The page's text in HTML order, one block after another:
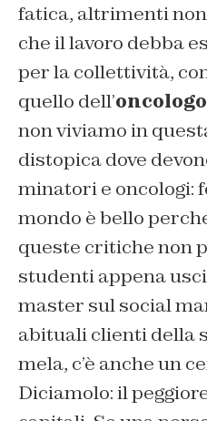
fatica, altrimenti non
che il lavoro debba
per la collettività,
quello dell’oncologo
non viviamo in
distopica dove
minatori e oncologi:
mondo è bello
queste critiche non
studenti appena
master sul social
abituali clienti della
mela, c’è anche un
Diciamolo: il